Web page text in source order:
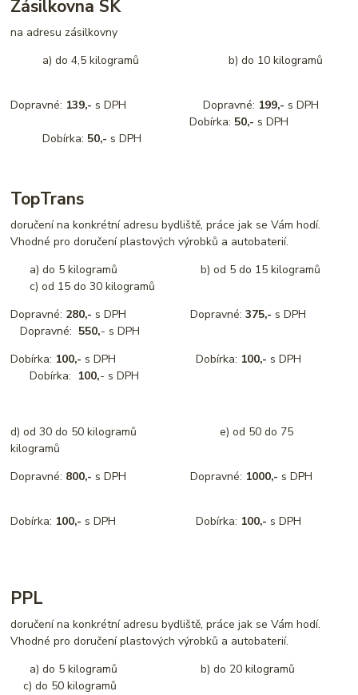
Zásilkovna SK
na adresu zásilkovny
a) do 4,5 kilogramů b) do 10 kilogramů
Dopravné: 139,- s DPH Dopravné: 199,- s DPH
Dobírka: 50,- s DPH
Dobírka: 50,- s DPH
TopTrans
doručení na konkrétní adresu bydliště, práce jak se Vám hodí.
Vhodné pro doručení plastových výrobků a autobaterií.
a) do 5 kilogramů b) od 5 do 15 kilogramů
c) od 15 do 30 kilogramů
Dopravné: 280,- s DPH Dopravné:375,- s DPH
Dopravné: 550,- s DPH
Dobírka: 100,- s DPH Dobírka: 100,- s DPH
Dobírka: 100,- s DPH
d) od 30 do 50 kilogramů e) od 50 do 75
kilogramů
Dopravné: 800,- s DPH Dopravné: 1000,- s DPH
Dobírka: 100,- s DPH Dobírka: 100,- s DPH
PPL
doručení na konkrétní adresu bydliště, práce jak se Vám hodí.
Vhodné pro doručení plastových výrobků a autobaterií.
a) do 5 kilogramů b) do 20 kilogramů
c) do 50 kilogramů